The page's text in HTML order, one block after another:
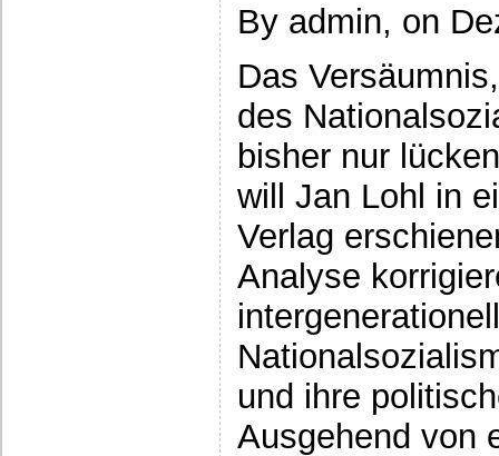
By admin, on
Das
des
bisher nur
will Jan Lohl in
Verlag
Analyse
und ihre
Ausgehend von